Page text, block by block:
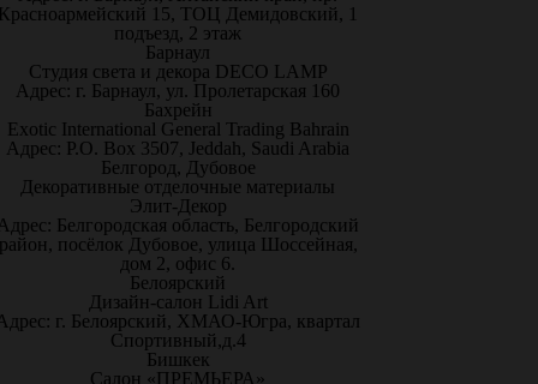
15, ТОЦ Демидовский, 1
подъезд, 2 этаж
Барнаул
Студия света и декора DECO LAMP
Адрес: г. Барнаул, ул. Пролетарская 160
Бахрейн
Exotic International General Trading Bahrain
Адрес: P.O. Box 3507, Jeddah, Saudi Arabia
Белгород, Дубовое
Декоративные отделочные материалы
Элит-Декор
Белгородская область, Белгородский
посёлок Дубовое, улица Шоссейная,
дом 2, офис 6.
Белоярский
Дизайн-салон Lidi Art
г. Белоярский, ХМАО-Югра, квартал
Спортивный,д.4
Бишкек
Салон «ПРЕМЬЕРА»